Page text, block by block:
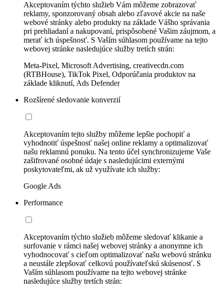
Akceptovaním týchto služieb Vám môžeme zobrazovať
reklamy, sponzorovaný obsah alebo zľavové akcie na naše
webové stránky alebo produkty na základe Vášho správania
pri prehliadaní a nakupovaní, prispôsobené Vašim záujmom, a
merať ich úspešnosť. S Vaším súhlasom používame na tejto
webovej stránke nasledujúce služby tretích strán:
Meta-Pixel, Microsoft Advertising, creativecdn.com
(RTBHouse), TikTok Pixel, Odporúčania produktov na
základe kliknutí, Ads Defender
Rozšírené sledovanie konverzií
Akceptovaním tejto služby môžeme lepšie pochopiť a
vyhodnotiť úspešnosť našej online reklamy a optimalizovať
našu reklamnú ponuku. Na tento účel synchronizujeme Vaše
zašifrované osobné údaje s nasledujúcimi externými
poskytovateľmi, ak už využívate ich služby:
Google Ads
Performance
Akceptovaním týchto služieb môžeme sledovať klikanie a
surfovanie v rámci našej webovej stránky a anonymne ich
vyhodnocovať s cieľom optimalizovať našu webovú stránku
a neustále zlepšovať celkovú používateľskú skúsenosť. S
Vaším súhlasom používame na tejto webovej stránke
nasledujúce služby tretích strán: